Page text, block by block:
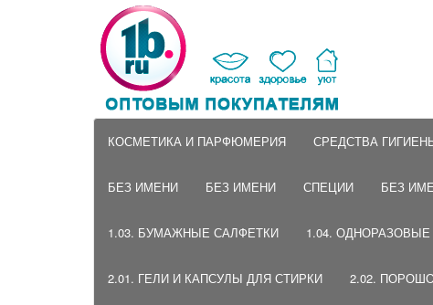
КОСМЕТИКА И ПАРФЮМЕРИЯ СРЕДСТВА
БЕЗ ИМЕНИ БЕЗ ИМЕНИ СПЕЦИИ БЕЗ
1.03. БУМАЖНЫЕ САЛФЕТКИ 1.04.
2.01. ГЕЛИ И КАПСУЛЫ ДЛЯ СТИРКИ 2.02.